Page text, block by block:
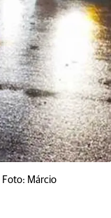
Foto: Márcio